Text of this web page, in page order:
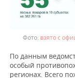
взято с
По данным
особый
регионах. Всего